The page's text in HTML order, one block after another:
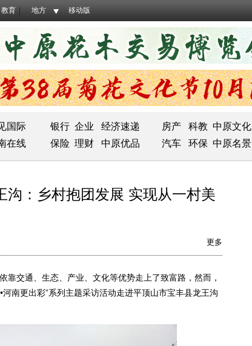
教育 地方 移动版
国际 银行 企业 经济速递 房产 科教 中原文化
在线 保险 理财 中原优品 汽车 环保 中原名景
沟：乡村抱团发展 实现从一村美
更多
交通、生态、产业、文化等优势走上了致富路，然而，
南更出彩”系列主题采访活动走进平顶山市宝丰县龙王沟